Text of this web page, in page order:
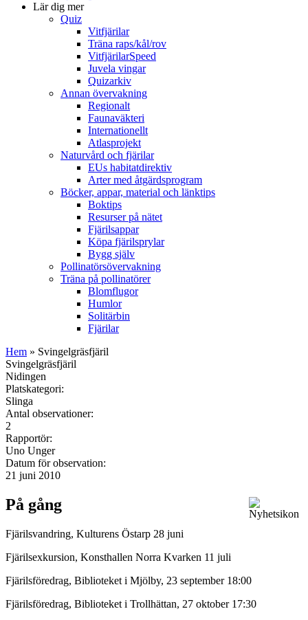
Lär dig mer
Quiz
Vitfjärilar
Träna raps/kål/rov
VitfjärilarSpeed
Juvela vingar
Quizarkiv
Annan övervakning
Regionalt
Faunaväkteri
Internationellt
Atlasprojekt
Naturvård och fjärilar
EUs habitatdirektiv
Arter med åtgärdsprogram
Böcker, appar, material och länktips
Boktips
Resurser på nätet
Fjärilsappar
Köpa fjärilsprylar
Bygg själv
Pollinatörsövervakning
Träna på pollinatörer
Blomflugor
Humlor
Solitärbin
Fjärilar
Hem » Svingelgräsfjäril
Svingelgräsfjäril
Nidingen
Platskategori:
Slinga
Antal observationer:
2
Rapportör:
Uno Unger
Datum för observation:
21 juni 2010
På gång
Fjärilsvandring, Kulturens Östarp 28 juni
Fjärilsexkursion, Konsthallen Norra Kvarken 11 juli
Fjärilsföredrag, Biblioteket i Mjölby, 23 september 18:00
Fjärilsföredrag, Biblioteket i Trollhättan, 27 oktober 17:30